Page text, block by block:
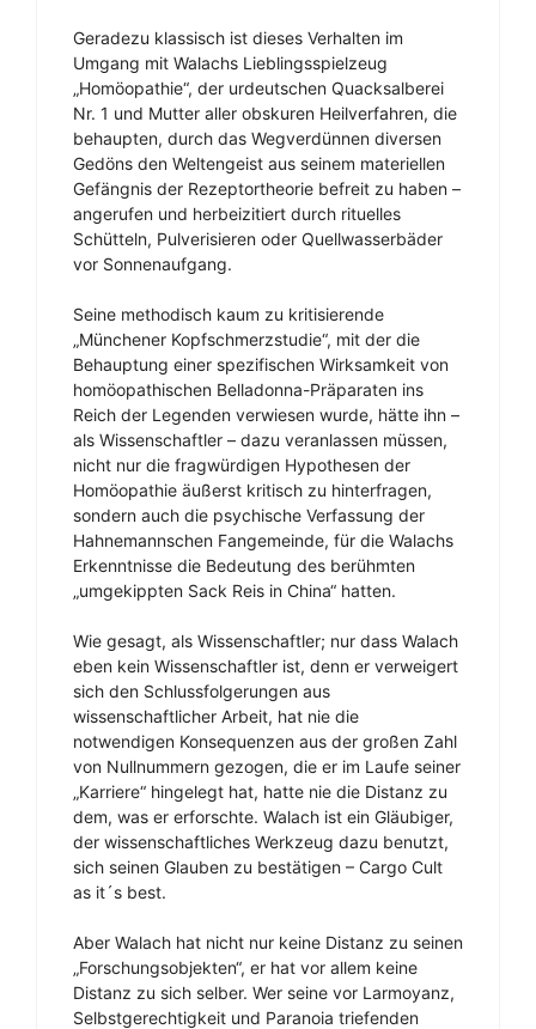
Geradezu klassisch ist dieses Verhalten im
Umgang mit Walachs Lieblingsspielzeug
„Homöopathie“, der urdeutschen Quacksalberei
Nr. 1 und Mutter aller obskuren Heilverfahren, die
behaupten, durch das Wegverdünnen diversen
Gedöns den Weltengeist aus seinem materiellen
Gefängnis der Rezeptortheorie befreit zu haben –
angerufen und herbeizitiert durch rituelles
Schütteln, Pulverisieren oder Quellwasserbäder
vor Sonnenaufgang.
Seine methodisch kaum zu kritisierende
„Münchener Kopfschmerzstudie“, mit der die
Behauptung einer spezifischen Wirksamkeit von
homöopathischen Belladonna-Präparaten ins
Reich der Legenden verwiesen wurde, hätte ihn –
als Wissenschaftler – dazu veranlassen müssen,
nicht nur die fragwürdigen Hypothesen der
Homöopathie äußerst kritisch zu hinterfragen,
sondern auch die psychische Verfassung der
Hahnemannschen Fangemeinde, für die Walachs
Erkenntnisse die Bedeutung des berühmten
„umgekippten Sack Reis in China“ hatten.
Wie gesagt, als Wissenschaftler; nur dass Walach
eben kein Wissenschaftler ist, denn er verweigert
sich den Schlussfolgerungen aus
wissenschaftlicher Arbeit, hat nie die
notwendigen Konsequenzen aus der großen Zahl
von Nullnummern gezogen, die er im Laufe seiner
„Karriere“ hingelegt hat, hatte nie die Distanz zu
dem, was er erforschte. Walach ist ein Gläubiger,
der wissenschaftliches Werkzeug dazu benutzt,
sich seinen Glauben zu bestätigen – Cargo Cult
as it´s best.
Aber Walach hat nicht nur keine Distanz zu seinen
„Forschungsobjekten“, er hat vor allem keine
Distanz zu sich selber. Wer seine vor Larmoyanz,
Selbstgerechtigkeit und Paranoia triefenden